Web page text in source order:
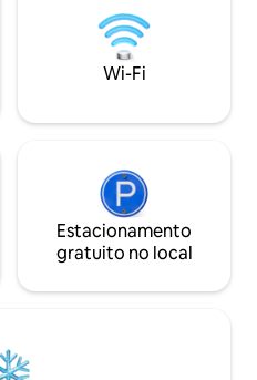
de
banho,
e tábua
obra de arte de
sensações e é
tecidos
Wi-Fi
Estacionamento
gratuito no local